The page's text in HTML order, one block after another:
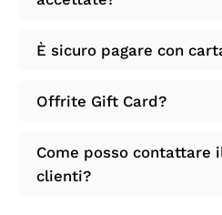
È sicuro pagare con
Offrite Gift Card?
Come posso contattare
clienti?